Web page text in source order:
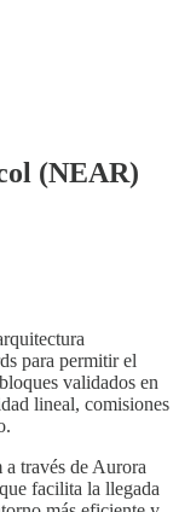
(NEAR)
para permitir el
validados en
lineal, comisiones
través de Aurora
facilita la llegada